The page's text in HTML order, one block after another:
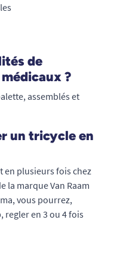
de
?
assemblés et
un tricycle en
en plusieurs fois chez
la marque Van Raam
vous pourrez,
en 3 ou 4 fois